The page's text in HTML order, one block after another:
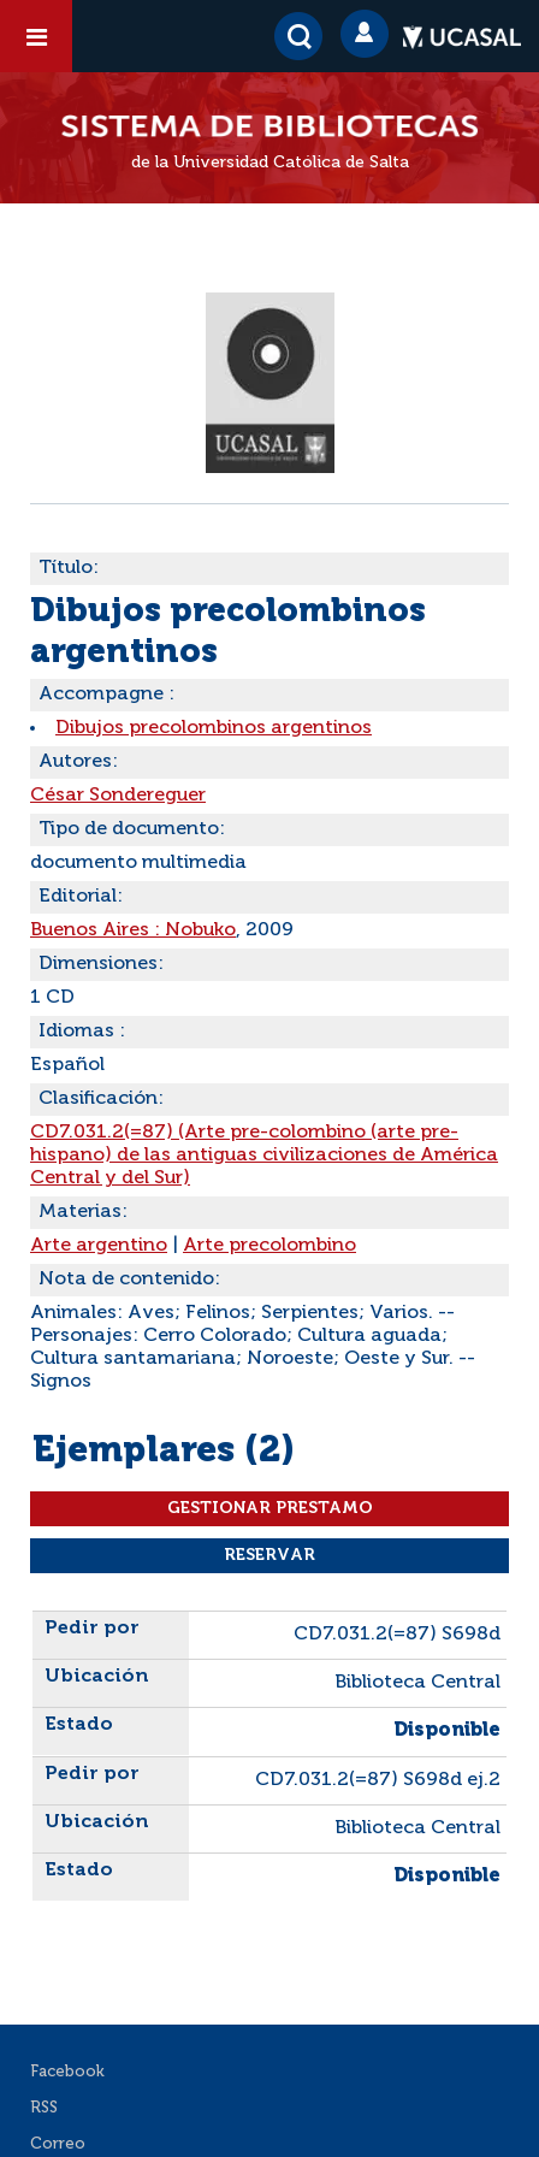
de la Universidad Católica de Salta
Título:
Dibujos precolombinos
argentinos
Accompagne :
Dibujos precolombinos argentinos
Autores:
César Sondereguer
Tipo de documento:
documento multimedia
Editorial:
Buenos Aires : Nobuko, 2009
Dimensiones:
1 CD
Idiomas :
Español
Clasificación:
CD7.031.2(=87) (Arte pre-colombino (arte pre-
hispano) de las antiguas civilizaciones de América
Central y del Sur)
Materias:
Arte argentino
Arte precolombino
Nota de contenido:
Animales: Aves; Felinos; Serpientes; Varios. --
Personajes: Cerro Colorado; Cultura aguada;
Cultura santamariana; Noroeste; Oeste y Sur. --
Signos
Ejemplares (2)
Liste des exemplaires
CD7.031.2(=87) S698d
Biblioteca Central
Disponible
CD7.031.2(=87) S698d ej.2
Biblioteca Central
Disponible
Facebook
RSS
Correo